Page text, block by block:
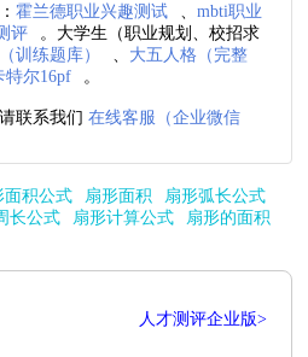
霍兰德职业兴趣测试 、mbti职业
评
。大学生（职业规划、校招求
训练题库） 、 大五人格（完整
特尔16pf 。
联系我们在线客服（企业微信
面积公式 扇形面积
扇形弧长公式
长公式 扇形计算公式
扇形的面积
人才测评企业版>